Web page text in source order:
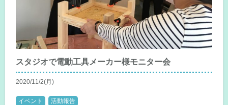
スタジオで電動工具メーカー様モニター会
2020/11/2(月)
イベント 活動報告